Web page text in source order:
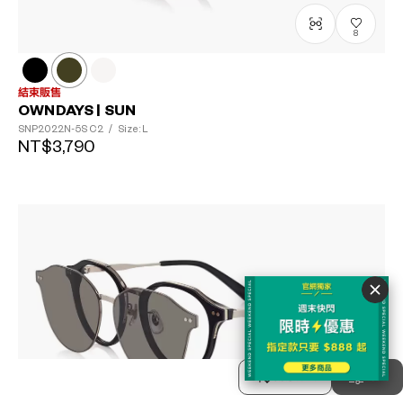
排序方式 分類
8
結束販售
OWNDAYS | SUN
SNP2022N-5S C2 / Size: L
NT$3,790